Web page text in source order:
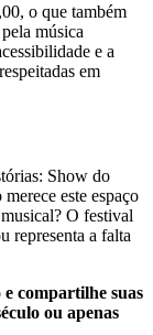
o que também
música
e a
em
Show do
este espaço
O festival
representa a falta
compartilhe suas
ou apenas